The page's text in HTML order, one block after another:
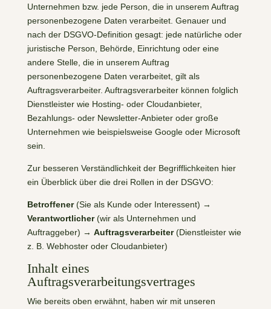
Unternehmen bzw. jede Person, die in unserem Auftrag
personenbezogene Daten verarbeitet. Genauer und
nach der DSGVO-Definition gesagt: jede natürliche oder
juristische Person, Behörde, Einrichtung oder eine
andere Stelle, die in unserem Auftrag
personenbezogene Daten verarbeitet, gilt als
Auftragsverarbeiter. Auftragsverarbeiter können folglich
Dienstleister wie Hosting- oder Cloudanbieter,
Bezahlungs- oder Newsletter-Anbieter oder große
Unternehmen wie beispielsweise Google oder Microsoft
sein.
Zur besseren Verständlichkeit der Begrifflichkeiten hier
ein Überblick über die drei Rollen in der DSGVO:
Betroffener(Sie als Kunde oder Interessent) →
Verantwortlicher(wir als Unternehmen und
Auftraggeber) → Auftragsverarbeiter(Dienstleister wie
z. B. Webhoster oder Cloudanbieter)
Inhalt eines
Auftragsverarbeitungsvertrages
Wie bereits oben erwähnt, haben wir mit unseren